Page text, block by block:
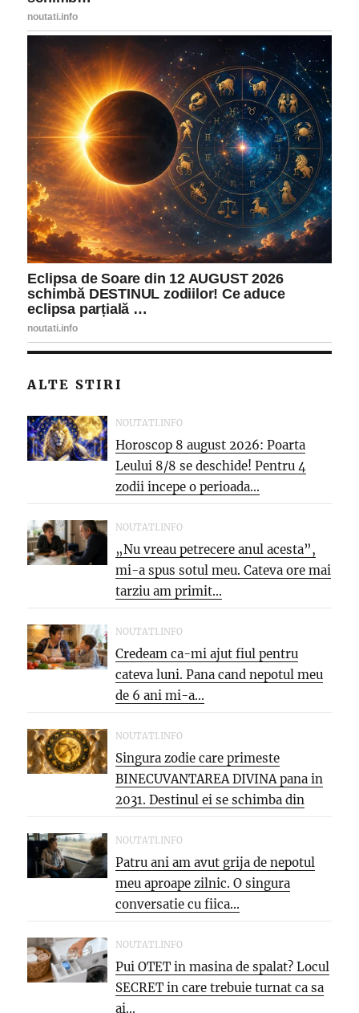
ALTE STIRI
NOUTATI.INFO
Horoscop 8 august 2026: Poarta
Leului 8/8 se deschide! Pentru 4
zodii incepe o perioada...
NOUTATI.INFO
„Nu vreau petrecere anul acesta”,
mi-a spus sotul meu. Cateva ore mai
tarziu am primit...
NOUTATI.INFO
Credeam ca-mi ajut fiul pentru
cateva luni. Pana cand nepotul meu
de 6 ani mi-a...
NOUTATI.INFO
Singura zodie care primeste
BINECUVANTAREA DIVINA pana in
2031. Destinul ei se schimba din
temelii,...
NOUTATI.INFO
Patru ani am avut grija de nepotul
meu aproape zilnic. O singura
conversatie cu fiica...
NOUTATI.INFO
Pui OTET in masina de spalat? Locul
SECRET in care trebuie turnat ca sa
ai...